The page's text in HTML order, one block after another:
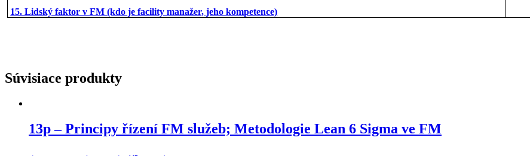
15. Lidský faktor v FM (kdo je facility manažer, jeho kompetence)
Súvisiace produkty
13p – Principy řízení FM služeb; Metodologie Lean 6 Sigma ve FM